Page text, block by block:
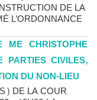
DE LA
L’ORDONNANCE
ME CHRISTOPHE
PARTIES CIVILES,
DU NON-LIEU
DE LA COUR